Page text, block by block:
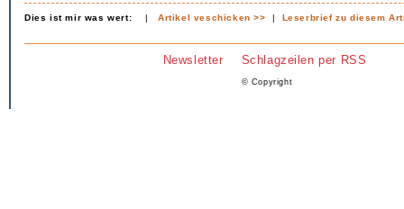
Dies ist mir was wert: |Artikel veschicken >> | Leserbrief zu diesem
Newsletter Schlagzeilen per RSS
© Copyright